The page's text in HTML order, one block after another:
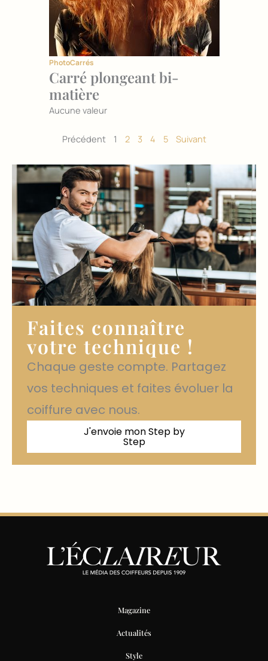
PhotoCarrés
Carré plongeant bi-
matière
Aucune valeur
Précédent 1 2 3 4 5 Suivant
Faites connaître
votre technique !
Chaque geste compte. Partagez
vos techniques et faites évoluer la
coiffure avec nous.
J'envoie mon Step by
Step
Magazine
Actualités
Style